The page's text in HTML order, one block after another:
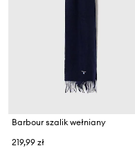
Barbour szalik wełniany
219,99 zł